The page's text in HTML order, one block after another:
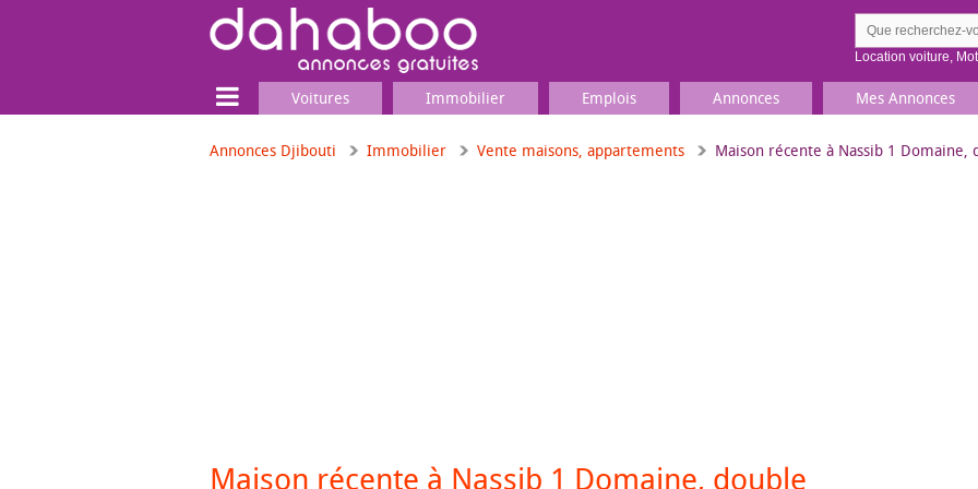
Location voiture,
Voitures Immobilier Emplois Annonces Mes Annonces
Annonces Djibouti Immobilier Vente maisons, appartements Maison récente à Nassib 1
Maison récente à Nassib 1 Domaine, double